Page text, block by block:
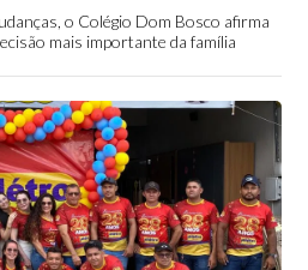
o Colégio Dom Bosco afirma
mais importante da família